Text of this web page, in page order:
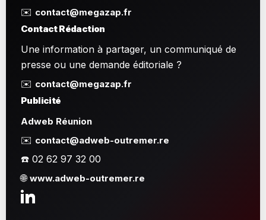
✉️ contact@megazap.fr
Contact Rédaction
Une information à partager, un communiqué de
presse ou une demande éditoriale ?
✉️ contact@megazap.fr
Publicité
Adweb Réunion
✉️ contact@adweb-outremer.re
☎️ 02 62 97 32 00
🌐www.adweb-outremer.re